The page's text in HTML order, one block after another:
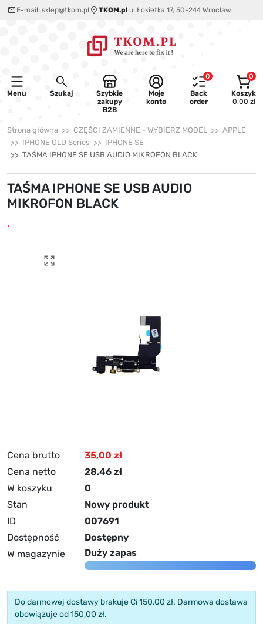
E-mail: sklep@tkom.pl TKOM.pl ul.Łokietka 17, 50-244 Wrocław
Menu Szukaj
Szybkie
zakupy
B2B
Moje
konto
0
Back
order
0
Koszyk
0,00 zł
Strona główna CZĘŚCI ZAMIENNE - WYBIERZ MODEL
APPLE
IPHONE OLD Series
IPHONE SE
TAŚMA IPHONE SE USB AUDIO MIKROFON BLACK
TAŚMA IPHONE SE USB AUDIO
MIKROFON BLACK
.
Cena brutto
35,00 zł
Cena netto
28,46 zł
W koszyku
0
Stan
Nowy produkt
ID
007691
Dostępność
Dostępny
W magazynie
Duży zapas
Do darmowej dostawy brakuje Ci 150,00 zł. Darmowa dostawa
obowiązuje od 150,00 zł.